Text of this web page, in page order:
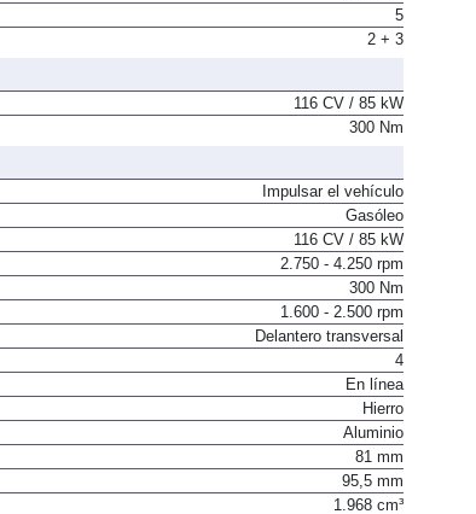
611 litros
5
116 CV / 85 kW
Impulsar el vehículo
Gasóleo
116 CV / 85 kW
2.750 - 4.250 rpm
300 Nm
1.600 - 2.500 rpm
Delantero transversal
4
En línea
Hierro
Aluminio
81 mm
95,5 mm